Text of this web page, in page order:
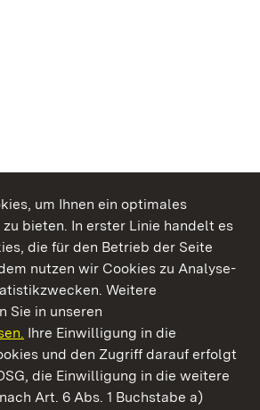
um Ihnen ein optimales
bieten. In erster Linie handelt es
die für den Betrieb der Seite
nutzen wir Cookies zu Analyse-
Weitere
Sie in unseren
Ihre Einwilligung in die
und den Zugriff darauf erfolgt
die Einwilligung in die weitere
Art. 6 Abs. 1 Buchstabe a)
Genießen.
Gärten Baden‑Württemberg
und Gärten Baden-Württemberg